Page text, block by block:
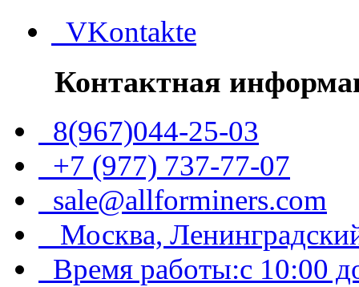
VKontakte
Контактная
8(967)044-25-03
+7 (977) 737-77-07
sale@allforminers.com
Москва,
Время работы:с 10:00